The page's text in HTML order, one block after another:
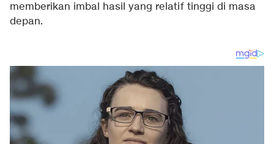
memberikan imbal hasil yang relatif tinggi di masa
depan.